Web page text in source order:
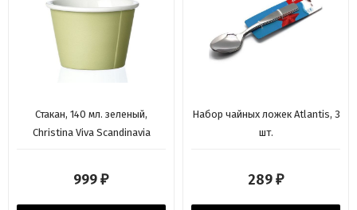
Стакан, 140 мл. зеленый,
Christina Viva Scandinavia
999 ₽
Набор чайных ложек Atlantis, 3
шт.
289 ₽